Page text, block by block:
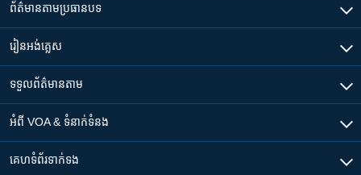
ព័ត៌មាន​តាមប្រធានបទ​
រៀន​​អង់គ្លេស
ទទួល​ព័ត៌មាន​តាម
អំពី​ VOA & ទំនាក់ទំនង
គេហទំព័រ​​ទាក់ទង